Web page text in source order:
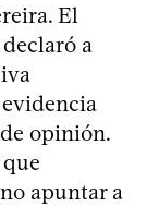
El
a
opinión.
apuntar a